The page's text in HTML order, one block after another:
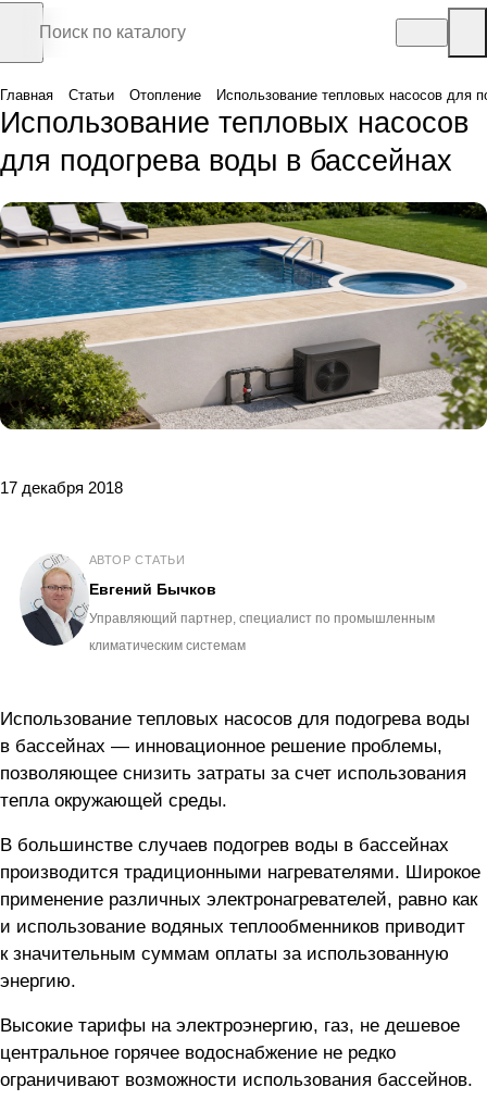
Главная Статьи Отопление Использование тепловых насосов для
Использование тепловых насосов
для подогрева воды в бассейнах
17 декабря 2018
АВТОР СТАТЬИ
Евгений Бычков
Управляющий партнер, специалист по промышленным
климатическим системам
Использование тепловых насосов для подогрева воды
в бассейнах — инновационное решение проблемы,
позволяющее снизить затраты за счет использования
тепла окружающей среды.
В большинстве случаев подогрев воды в бассейнах
производится традиционными нагревателями. Широкое
применение различных электронагревателей, равно как
и использование водяных теплообменников приводит
к значительным суммам оплаты за использованную
энергию.
Высокие тарифы на электроэнергию, газ, не дешевое
центральное горячее водоснабжение не редко
ограничивают возможности использования бассейнов.